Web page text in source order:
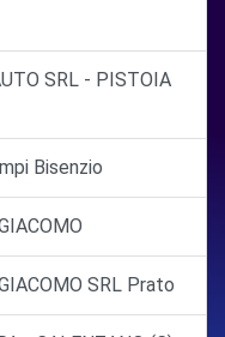
SRL - PISTOIA
Bisenzio
SRL Prato